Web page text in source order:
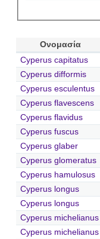
Ονομασία
Cyperus capitatus
Cyperus difformis
Cyperus esculentus
Cyperus flavescens
Cyperus flavidus
Cyperus fuscus
Cyperus glaber
Cyperus glomeratus
Cyperus hamulosus
Cyperus longus
Cyperus longus
Cyperus michelianus
Cyperus michelianus